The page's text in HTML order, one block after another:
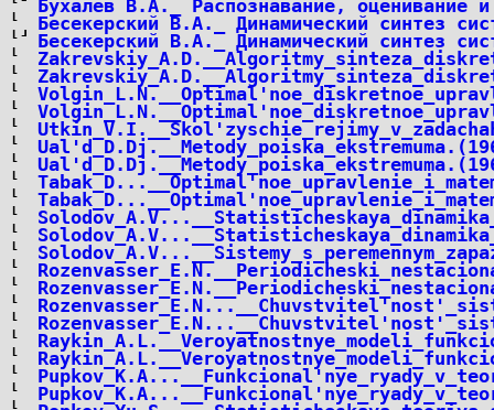
Бухалев В.А._ Распознавание, оценивание
Бесекерский В.А._ Динамический синтез
Бесекерский В.А._ Динамический синтез